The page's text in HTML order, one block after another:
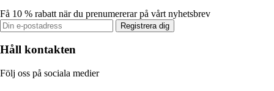
Få 10 % rabatt när du prenumererar på vårt nyhetsbrev
Registrera dig
Håll kontakten
Följ oss på sociala medier